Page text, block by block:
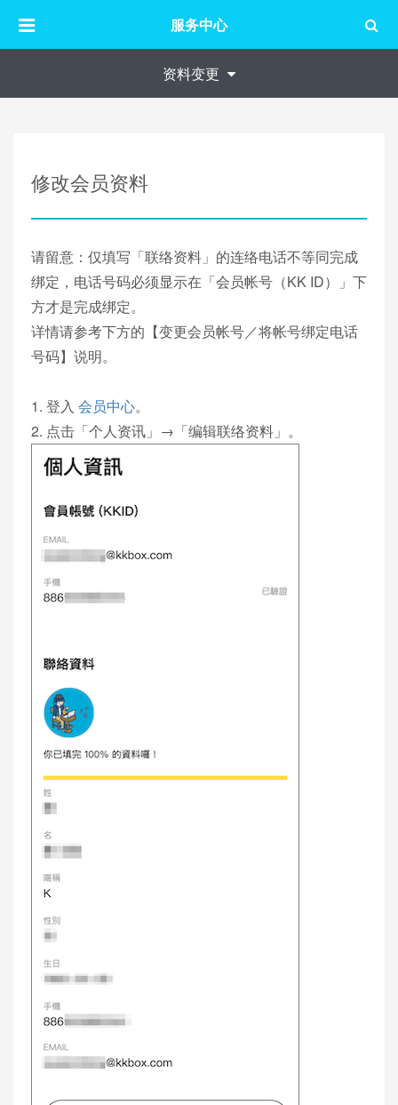
服务中心
资料变更
修改会员资料
请留意：仅填写「联络资料」的连络电话不等同完成
绑定，电话号码必须显示在「会员帐号（KK ID）」下
方才是完成绑定。
详情请参考下方的【变更会员帐号／将帐号绑定电话
号码】说明。
1. 登入 会员中心。
2. 点击「个人资讯」→「编辑联络资料」。